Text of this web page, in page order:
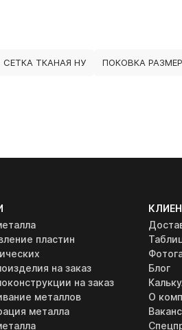
СЕТКА ТКАНАЯ НУ ПОКОВКА
пластин
на заказ
на заказ
металлов
металла
Блог
О